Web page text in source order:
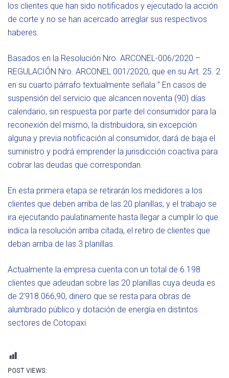
los clientes que han sido notificados y ejecutado la acción
de corte y no se han acercado arreglar sus respectivos
haberes.
Basados en la Resolución Nro. ARCONEL-006/2020 –
REGULACIÓN Nro. ARCONEL 001/2020, que en su Art. 25. 2
en su cuarto párrafo textualmente señala ” En casos de
suspensión del servicio que alcancen noventa (90) días
calendario, sin respuesta por parte del consumidor para la
reconexión del mismo, la distribuidora, sin excepción
alguna y previa notificación al consumidor, dará de baja el
suministro y podrá emprender la jurisdicción coactiva para
cobrar las deudas que correspondan.
En esta primera etapa se retirarán los medidores a los
clientes que deben arriba de las 20 planillas, y el trabajo se
ira ejecutando paulatinamente hasta llegar a cumplir lo que
indica la resolución arriba citada, el retiro de clientes que
deban arriba de las 3 planillas.
Actualmente la empresa cuenta con un total de 6.198
clientes que adeudan sobre las 20 planillas cuya deuda es
de 2’918.066,90, dinero que se resta para obras de
alumbrado público y dotación de energía en distintos
sectores de Cotopaxi.
POST VIEWS: